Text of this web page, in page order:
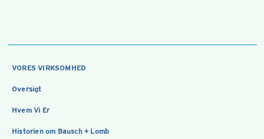
VORES VIRKSOMHED
Oversigt
Hvem Vi Er
Historien om Bausch + Lomb